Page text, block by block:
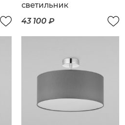
светильник
43 100 ₽